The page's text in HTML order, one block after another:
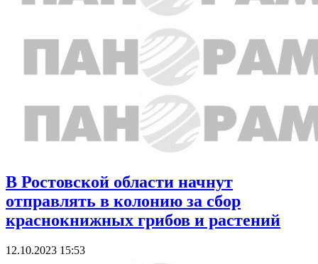
В Ростовской области начнут
отправлять в колонию за сбор
краснокнижных грибов и растений
12.10.2023 15:53